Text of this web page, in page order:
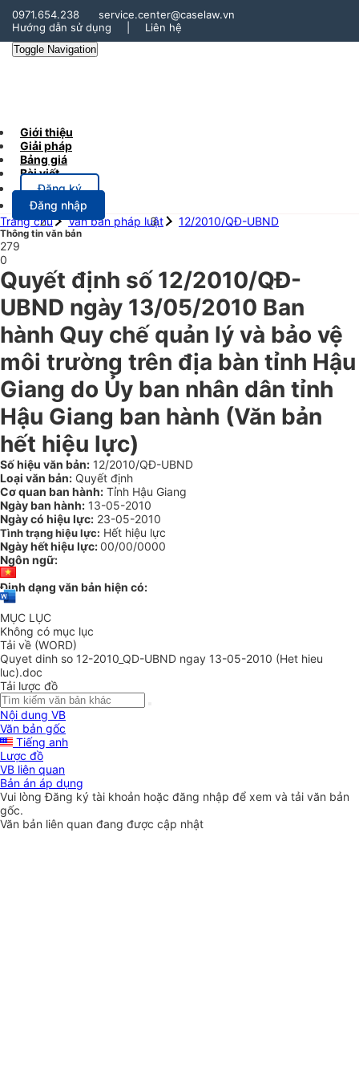
0971.654.238
service.center@caselaw.vn
Hướng dẫn sử dụng
Liên hệ
Toggle Navigation
Giới thiệu
Giải pháp
Bảng giá
Bài viết
Đăng ký
Đăng nhập
Trang chủ
Văn bản pháp luật 12/2010/QĐ-UBND
Thông tin văn bản
279
0
Quyết định số 12/2010/QĐ-
UBND ngày 13/05/2010 Ban
hành Quy chế quản lý và bảo vệ
môi trường trên địa bàn tỉnh Hậu
Giang do Ủy ban nhân dân tỉnh
Hậu Giang ban hành (Văn bản
hết hiệu lực)
Số hiệu văn bản: 12/2010/QĐ-UBND
Loại văn bản: Quyết định
Cơ quan ban hành: Tỉnh Hậu Giang
Ngày ban hành: 13-05-2010
Ngày có hiệu lực: 23-05-2010
Tình trạng hiệu lực: Hết hiệu lực
Ngày hết hiệu lực:00/00/0000
Ngôn ngữ:
Định dạng văn bản hiện có:
MỤC LỤC
Không có mục lục
Tải về (WORD)
Quyet dinh so 12-2010_QD-UBND ngay 13-05-2010 (Het hieu
luc).doc
Tải lược đồ
Nội dung VB
Văn bản gốc
Tiếng anh
Lược đồ
VB liên quan
Bản án áp dụng
Vui lòngĐăng ký tài khoản hoặc đăng nhập để xem và tải văn bản
gốc.
Văn bản liên quan đang được cập nhật